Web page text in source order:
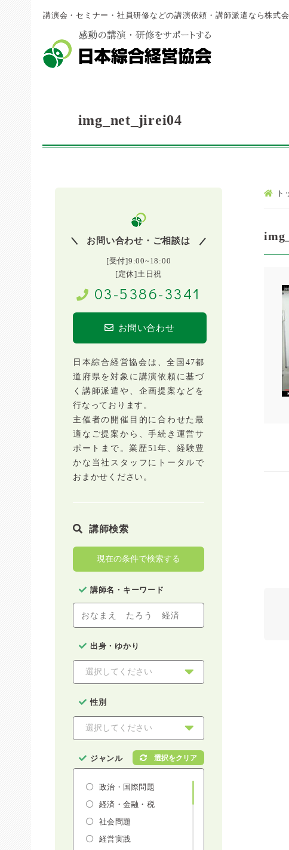
講演会・セミナー・社員研修などの講演依頼・講師派遣なら株式
img_net_jirei04
ト
お問い合わせ・ご相談は
[受付]9:00~18:00
[定休]土日祝
03-5386-3341
お問い合わせ
日本綜合経営協会は、全国47都
道府県を対象に講演依頼に基づ
く講師派遣や、企画提案などを
行なっております。
主催者の開催目的に合わせた最
適なご提案から、手続き運営サ
ポートまで。業歴51年、経験豊
かな当社スタッフにトータルで
おまかせください。
講師検索
現在の条件で検索する
講師名・キーワード
出身・ゆかり
性別
ジャンル
政治・国際問題
経済・金融・税
社会問題
経営実践